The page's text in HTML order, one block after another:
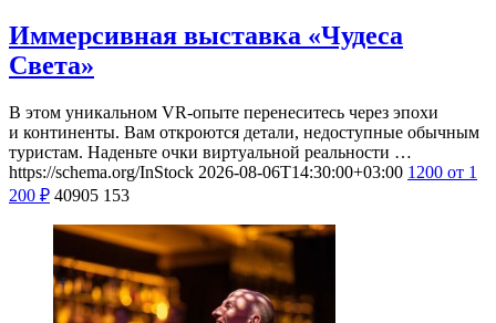
Иммерсивная выставка «Чудеса
Света»
В этом уникальном VR-опыте перенеситесь через эпохи
и континенты. Вам откроются детали, недоступные обычным
туристам. Наденьте очки виртуальной реальности …
https://schema.org/InStock 2026-08-06T14:30:00+03:00 1200 от 1
200 ₽ 40905 153